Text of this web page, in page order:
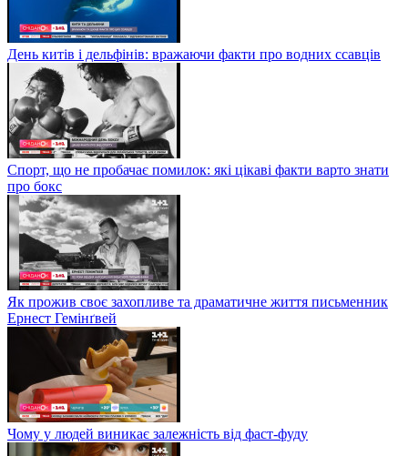
День китів і дельфінів: вражаючи факти про водних ссавців
Спорт, що не пробачає помилок: які цікаві факти варто знати
про бокс
Як прожив своє захопливе та драматичне життя письменник
Ернест Гемінґвей
Чому у людей виникає залежність від фаст-фуду